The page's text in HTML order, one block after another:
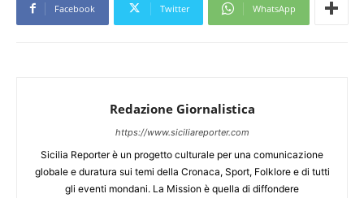
Facebook Twitter WhatsApp
Redazione Giornalistica
https://www.siciliareporter.com
Sicilia Reporter è un progetto culturale per una comunicazione
globale e duratura sui temi della Cronaca, Sport, Folklore e di tutti
gli eventi mondani. La Mission è quella di diffondere